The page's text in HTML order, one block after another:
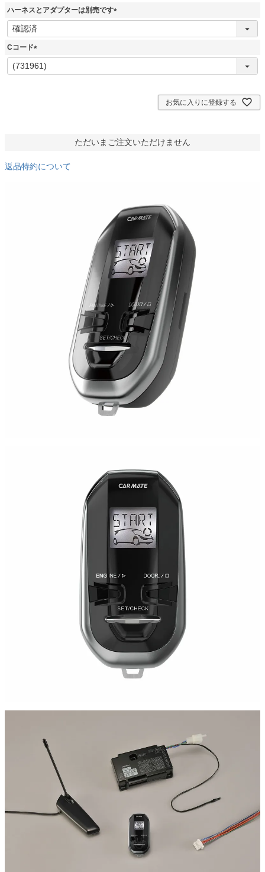
須
ハーネスとアダプターは別売です
(
Cコード
(
必
お気に入りに登録する
ただいまご注文いただけません
返品特約について